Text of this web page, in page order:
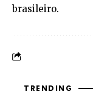
brasileiro.
TRENDING